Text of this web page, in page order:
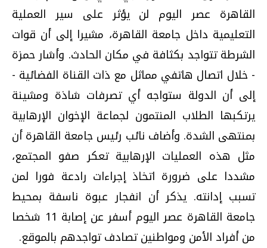
القاهرة عصر اليوم لن يؤثر على سير العملية
التعليمية داخل جامعة القاهرة، مشيرا إلى أن قوات
الشرطة تتواجد بكثافة في مكان الحادث. وأشار حمزة
- خلال اتصال هاتفي مماثل مع ذات القناة الفضائية -
إلى أن الدولة ستواجه أي تصرفات شاذة ومشينة
يرتكبها الطلاب المنتمون لجماعة الإخوان الإرهابية
بمنتهى الشدة. وأضاف نائب رئيس جامعة القاهرة أن
مثل هذه العمليات الإرهابية تعكر صفو المجتمع،
مشددا على ضرورة اتخاذ إجراءات رادعة فورا لمن
تسبب إدانته. يذكر أن انفجار عبوة ناسفة بمحيط
جامعة القاهرة عصر اليوم أسفر عن إصابة 11 شخصا
من أفراد الأمن ومواطنين تصادف تواجدهم بالموقع.